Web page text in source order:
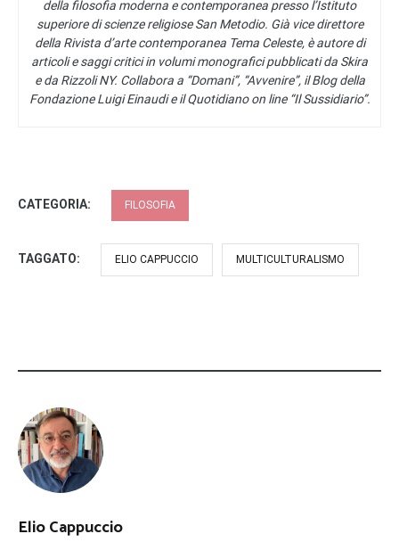
della filosofia moderna e contemporanea presso l’Istituto
superiore di scienze religiose San Metodio. Già vice direttore
della Rivista d’arte contemporanea Tema Celeste, è autore di
articoli e saggi critici in volumi monografici pubblicati da Skira
e da Rizzoli NY. Collabora a “Domani”, “Avvenire”, il Blog della
Fondazione Luigi Einaudi e il Quotidiano on line “Il Sussidiario”.
CATEGORIA: FILOSOFIA
TAGGATO: ELIO CAPPUCCIO MULTICULTURALISMO
Elio Cappuccio